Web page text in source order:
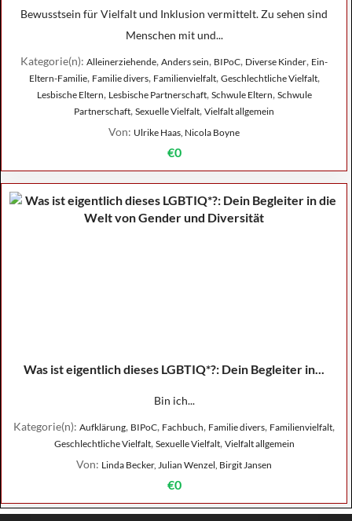
Bewusstsein für Vielfalt und Inklusion vermittelt. Zu sehen sind
Menschen mit und...
Kategorie(n): Alleinerziehende, Anders sein, BIPoC, Diverse Kinder, Ein-
Eltern-Familie, Familie divers, Familienvielfalt, Geschlechtliche Vielfalt,
Lesbische Eltern, Lesbische Partnerschaft, Schwule Eltern, Schwule
Partnerschaft, Sexuelle Vielfalt, Vielfalt allgemein
Von: Ulrike Haas, Nicola Boyne
€0
Was ist eigentlich dieses LGBTIQ*?: Dein Begleiter in...
Bin ich...
Kategorie(n): Aufklärung, BIPoC, Fachbuch, Familie divers, Familienvielfalt,
Geschlechtliche Vielfalt, Sexuelle Vielfalt, Vielfalt allgemein
Von: Linda Becker, Julian Wenzel, Birgit Jansen
€0